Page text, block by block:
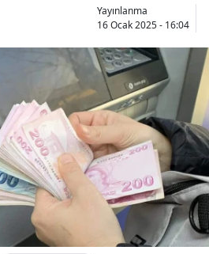
Yayınlanma
16 Ocak 2025 - 16:04